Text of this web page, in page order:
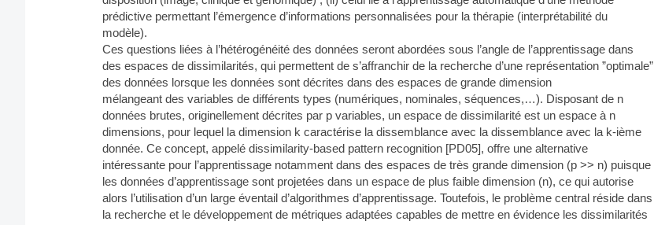
prédictive permettant l’émergence d’informations personnalisées pour la thérapie (interprétabilité du
modèle).
Ces questions liées à l’hétérogénéité des données seront abordées sous l’angle de l’apprentissage dans
des espaces de dissimilarités, qui permettent de s’affranchir de la recherche d’une représentation ”optimale”
des données lorsque les données sont décrites dans des espaces de grande dimension
mélangeant des variables de différents types (numériques, nominales, séquences,…). Disposant de n
données brutes, originellement décrites par p variables, un espace de dissimilarité est un espace à n
dimensions, pour lequel la dimension k caractérise la dissemblance avec la dissemblance avec la k-ième
donnée. Ce concept, appelé dissimilarity-based pattern recognition [PD05], offre une alternative
intéressante pour l’apprentissage notamment dans des espaces de très grande dimension (p >> n) puisque
les données d’apprentissage sont projetées dans un espace de plus faible dimension (n), ce qui autorise
alors l’utilisation d’un large éventail d’algorithmes d’apprentissage. Toutefois, le problème central réside dans
la recherche et le développement de métriques adaptées capables de mettre en évidence les dissimilarités